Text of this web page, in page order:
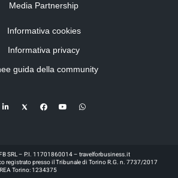
Media Partnership
Informativa cookies
Informativa privacy
guida della community
SRL – P.I. 11701860014 – travelforbusiness.it
registrato presso il Tribunale di Torino R.G. n. 7737/2017
Torino: 1234375